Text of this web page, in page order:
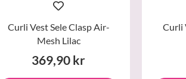
Curli Vest Sele Clasp Air-
Mesh Lilac
369,90 kr
Curli